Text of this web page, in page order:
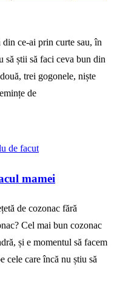
din ce-ai prin curte sau, în
știi să faci ceva bun din
trei gogonele, niște
de
mamei
de cozonac fără
Cel mai bun cozonac
și e momentul să facem
cele care încă nu știu să